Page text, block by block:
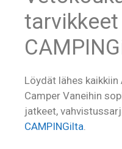
tarvikkeet
Löydät lähes
Camper Vaneihin
jatkeet,
CAMPINGilta